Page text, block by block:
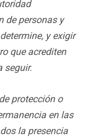
de personas y
y exigir
que acrediten
seguir.
protección o
en las
la presencia